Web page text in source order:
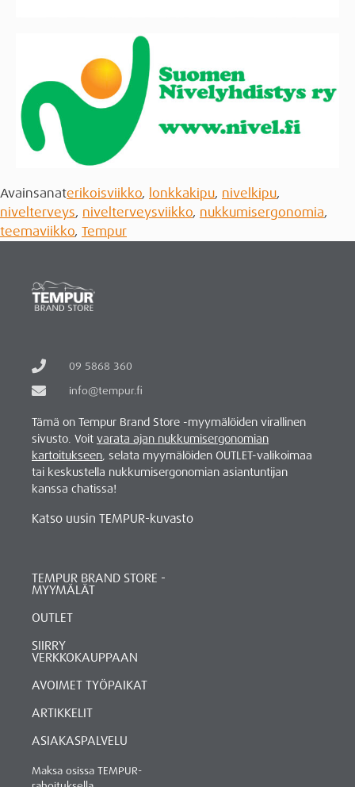
Avainsanaterikoisviikko, lonkkakipu, nivelkipu,
nivelterveys, nivelterveysviikko, nukkumisergonomia,
teemaviikko, Tempur
09 5868 360
info@tempur.fi
Tämä on Tempur Brand Store -myymälöiden virallinen
sivusto. Voit varata ajan nukkumisergonomian
kartoitukseen, selata myymälöiden OUTLET-valikoimaa
tai keskustella nukkumisergonomian asiantuntijan
kanssa chatissa!
Katso uusin TEMPUR-kuvasto
TEMPUR BRAND STORE -
MYYMÄLÄT
OUTLET
SIIRRY
VERKKOKAUPPAAN
AVOIMET TYÖPAIKAT
ARTIKKELIT
ASIAKASPALVELU
Maksa osissa TEMPUR-